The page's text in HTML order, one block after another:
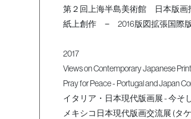
第２回上海半島美術館 日本版画
紙上創作 − 2016版図拡張国際
2017
Views on Contemporary Japanese
Pray for Peace - Portugal and Japan
イタリア・日本現代版画展 - 今そ
メキシコ日本現代版画交流展 (タ